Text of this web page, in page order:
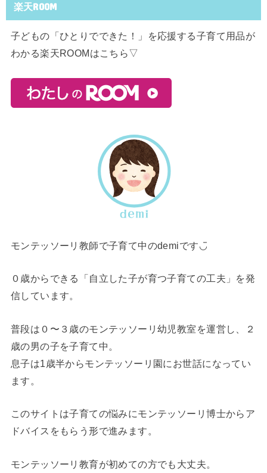
楽天ROOM
子どもの「ひとりでできた！」を応援する子育て用品が
わかる楽天ROOMはこちら▽
モンテッソーリ教師で子育て中のdemiです◡̈
０歳からできる「自立した子が育つ子育ての工夫」を発
信しています。
普段は０〜３歳のモンテッソーリ幼児教室を運営し、２
歳の男の子を子育て中。
息子は1歳半からモンテッソーリ園にお世話になってい
ます。
このサイトは子育ての悩みにモンテッソーリ博士からア
ドバイスをもらう形で進みます。
モンテッソーリ教育が初めての方でも大丈夫。